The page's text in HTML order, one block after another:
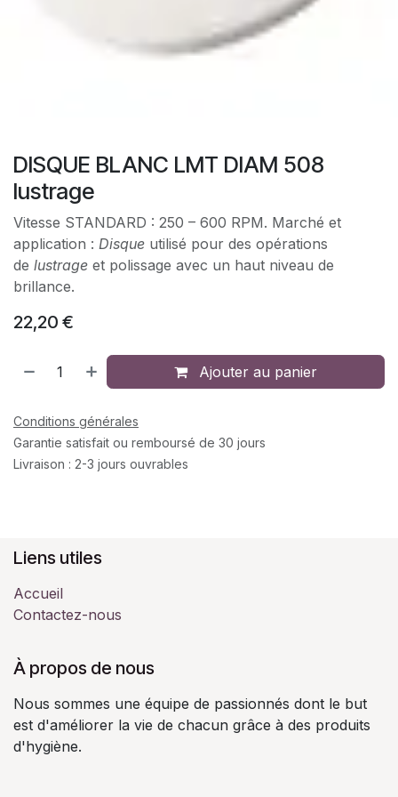
DISQUE BLANC LMT DIAM 508
lustrage
Vitesse STANDARD : 250 – 600 RPM. Marché et
application : Disque utilisé pour des opérations
de lustrage et polissage avec un haut niveau de
brillance.
22,20 €
Ajouter au panier
Conditions générales
Garantie satisfait ou remboursé de 30 jours
Livraison : 2-3 jours ouvrables
Liens utiles
Accueil
Contactez-nous
À propos de nous
Nous sommes une équipe de passionnés dont le but
est d'améliorer la vie de chacun grâce à des produits
d'hygiène.